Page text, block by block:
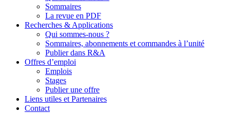
Sommaires
La revue en PDF
Recherches & Applications
Qui sommes-nous ?
Sommaires, abonnements et commandes à l’unité
Publier dans R&A
Offres d’emploi
Emplois
Stages
Publier une offre
Liens utiles et Partenaires
Contact